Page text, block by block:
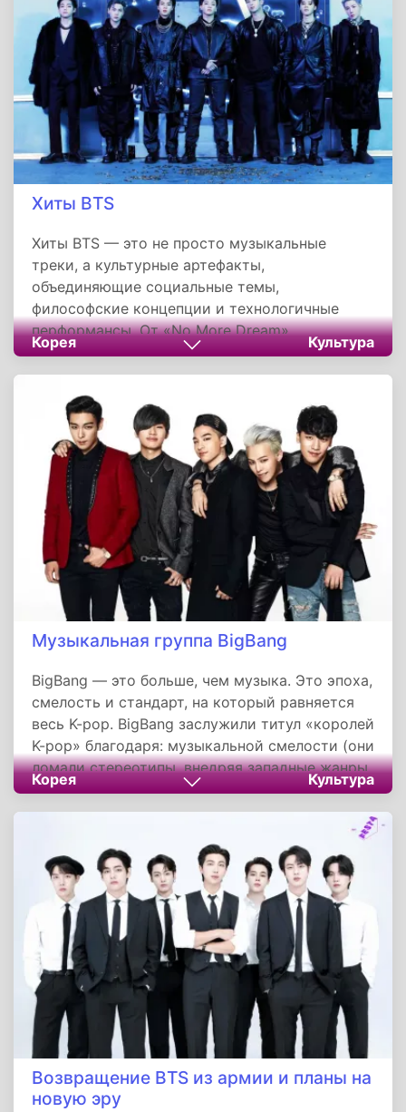
Хиты BTS
Хиты BTS — это не просто музыкальные
треки, а культурные артефакты,
объединяющие социальные темы,
философские концепции и технологичные
перформансы. От «No More Dream»,
бросившего вызов системе образования, до
«Dynamite», ставшей гимном надежды, группа
переопределила границы K-pop.
Корея Культура
Музыкальная группа BigBang
BigBang — это больше, чем музыка. Это эпоха,
смелость и стандарт, на который равняется
весь K-pop. BigBang заслужили титул «королей
K-pop» благодаря: музыкальной смелости (они
ломали стереотипы, внедряя западные жанры
в азиатский мейнстрим), моде и стилю
(андрогинные образы, яркий грим и уличная
мода G-Dragon стали трендами), концертной
энергетике (их шоу сравнивали с мировыми
рок-фестивалями) и цифровому
доминированию (рекорды по скачиванию
песен и просмотрам на YouTube).
Корея Культура
Возвращение BTS из армии и планы на
новую эру